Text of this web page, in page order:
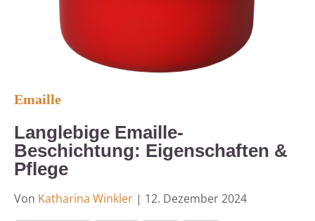
Emaille
Langlebige Emaille-
Beschichtung: Eigenschaften &
Pflege
Von Katharina Winkler | 12. Dezember 2024